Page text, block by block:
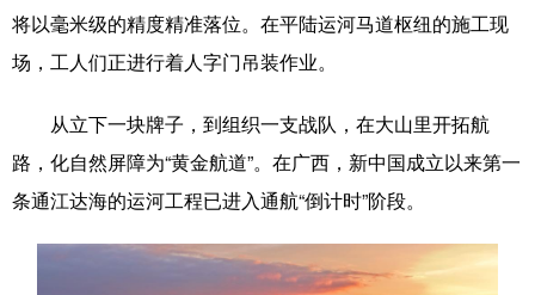
新华网导航
国际 财经 网评 港澳
台湾 思客智库 全球连线
科技 科普 体育 文化
将以毫米级的精度精准落位。在平陆运河马道枢纽的施工现
场，工人们正进行着人字门吊装作业。
从立下一块牌子，到组织一支战队，在大山里开拓航
路，化自然屏障为“黄金航道”。在广西，新中国成立以来第一
条通江达海的运河工程已进入通航“倒计时”阶段。